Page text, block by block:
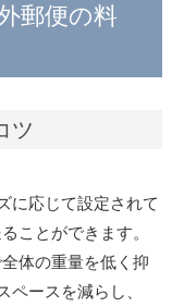
郵便の料
ツ
に応じて設定されて
ことができます。
体の重量を低く抑
ペースを減らし、